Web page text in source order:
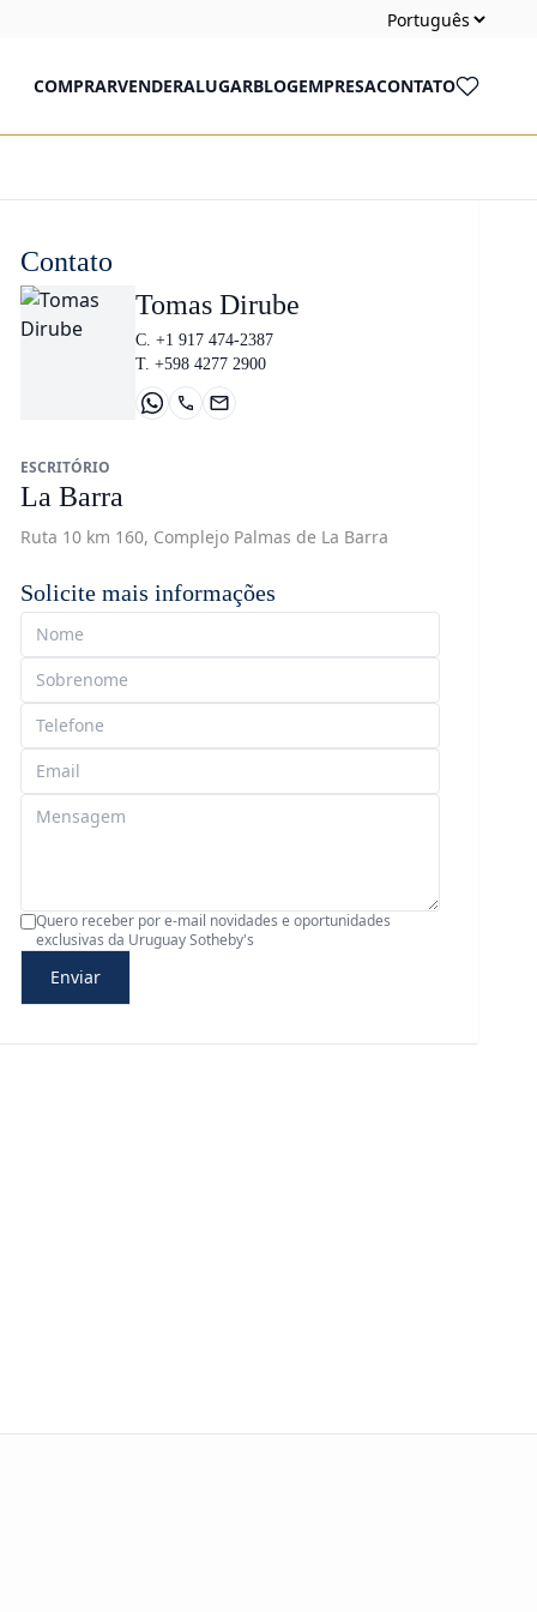
COMPRARVENDERALUGARBLOGEMPRESACONTATO
Contato
Tomas Dirube
C. +1 917 474-2387
T. +598 4277 2900
ESCRITÓRIO
La Barra
Ruta 10 km 160, Complejo Palmas de La Barra
Solicite mais informações
Quero receber por e-mail novidades e oportunidades
exclusivas da Uruguay Sotheby's
Enviar